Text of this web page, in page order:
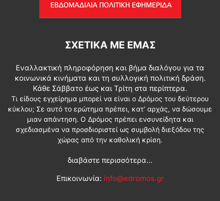
ΣΧΕΤΙΚΆ ΜΕ ΕΜΆΣ
Εναλλακτική πληροφόρηση και βήμα διαλόγου για τα
κοινωνικά κινήματα και τη συλλογική πολιτική δράση.
Κάθε Σάββατο έως και Τρίτη στα περίπτερα.
Τι είδους εγχείρημα μπορεί να είναι ο Δρόμος του δεύτερου
κύκλου; Σε αυτό το ερώτημα πρέπει, κατ’ αρχάς, να δώσουμε
μιαν απάντηση. Ο Δρόμος πρέπει ενσυνείδητα και
σχεδιασμένα να προσδιοριστεί ως συμβολή διεξόδου της
χώρας από την καθολική κρίση.
διαβάστε περισσότερα...
Επικοινωνία: info@edromos.gr